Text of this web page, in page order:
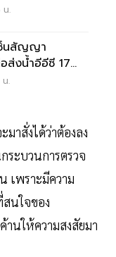
น.
ซ็นสัญญา
ส่งน้ำอีอีซี 17
น.
มาสั่งได้ว่าต้องลง
ระบวนการตรวจ
เพราะมีความ
นใจของ
นให้ความสงสัยมา